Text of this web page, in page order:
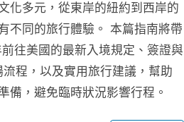
化多元，從東岸的紐約到西岸的
不同的旅行體驗。 本篇指南將帶
往美國的最新入境規定、簽證與
程，以及實用旅行建議，幫助
備，避免臨時狀況影響行程。